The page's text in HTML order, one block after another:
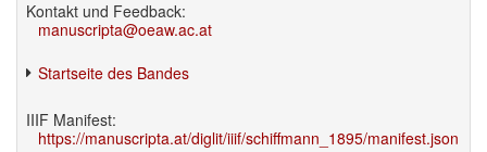
Kontakt und Feedback:
manuscripta@oeaw.ac.at
Startseite des Bandes
IIIF Manifest:
https://manuscripta.at/diglit/iiif/schiffmann_1895/manifest.json